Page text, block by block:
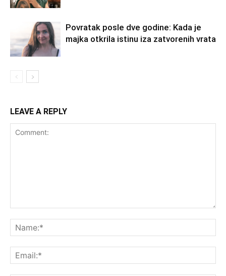
Povratak posle dve godine: Kada je
majka otkrila istinu iza zatvorenih vrata
LEAVE A REPLY